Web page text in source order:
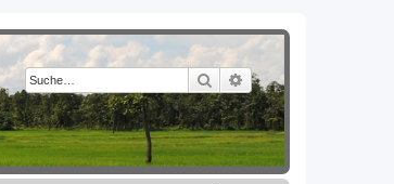
Suche Erweiterte Suche